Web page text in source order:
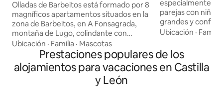
Olladas de Barbeitos está formado por 8
magníficos apartamentos situados en la
zona de Barbeitos, en A Fonsagrada,
montaña de Lugo, colindante con
Asturias. Visita nuestra web para más
información: olladasdebarbeitos,com Un
lugar privilegiado para disfrutar de la
naturaleza, teniendo el máximo confort
ya que todos los apartamentos cuentan
con jacuzzi, chimenea, terraza y cocina
Ubicación · Familia · Mascotas
especialmente
parejas con
grandes y
ellos con
panorámicas. -
equipada. -Cama
y sofá cama. -
Ubicación · Familia
Prestaciones populares de los
alojamientos para vacaciones en Castilla
y León